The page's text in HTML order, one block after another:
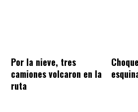
Por la nieve, tres
camiones volcaron en la
ruta